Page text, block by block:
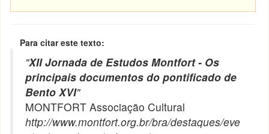
Para citar este texto:
"XII Jornada de Estudos Montfort - Os
principais documentos do pontificado de
Bento XVI"
MONTFORT Associação Cultural
http://www.montfort.org.br/bra/destaques/eve